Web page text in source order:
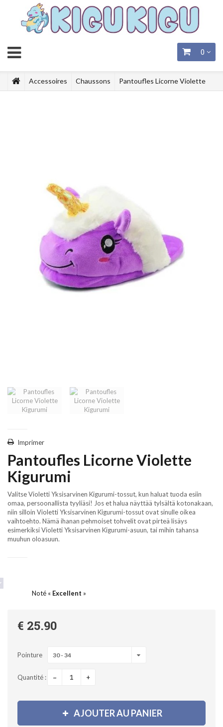
0
Accessoires Chaussons Pantoufles Licorne Violette
Imprimer
Pantoufles Licorne Violette
Kigurumi
Valitse Violetti Yksisarvinen Kigurumi-tossut, kun haluat tuoda esiin
omaa, persoonallista tyyliäsi! Jos et halua näyttää tylsältä kotonakaan,
niin silloin Violetti Yksisarvinen Kigurumi-tossut ovat sinulle oikea
vaihtoehto. Nämä ihanan pehmoiset tohvelit ovat pirteä lisäys
esimerkiksi Violetti Yksisarvinen Kigurumi-asuun, tai mihin tahansa
muuhun oloasuun.
Noté « Excellent »
€ 25.90
Pointure 30 - 34
Quantité : - +
AJOUTER AU PANIER